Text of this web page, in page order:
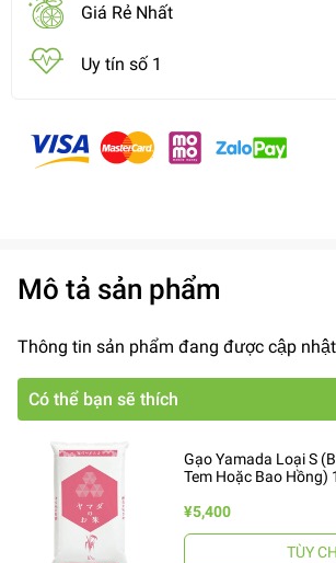
Giá Rẻ Nhất
Uy tín số 1
Mô tả sản phẩm
Thông tin sản phẩm đang được cập nhật
Có thể bạn sẽ thích
Gạo Yamada Loại S
Tem Hoặc Bao Hồng)
¥5,400
TÙY